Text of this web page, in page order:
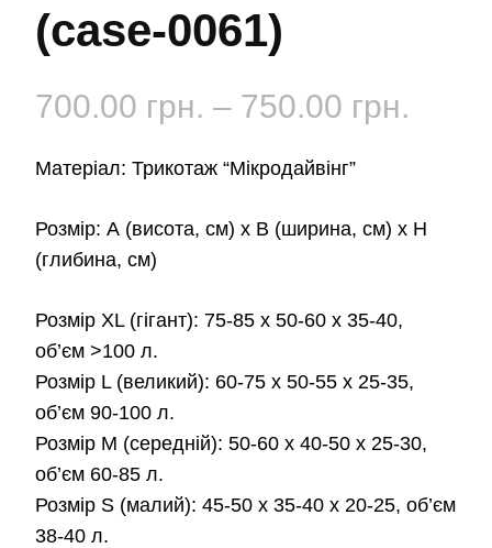
(case-0061)
700.00 грн. – 750.00 грн.
Матеріал: Трикотаж “Мікродайвінг”
Розмір: А (висота, см) х B (ширина, см) x H
(глибина, см)
Розмір XL (гігант): 75-85 x 50-60 x 35-40,
об’єм >100 л.
Розмір L (великий): 60-75 х 50-55 х 25-35,
об’єм 90-100 л.
Розмір М (середній): 50-60 х 40-50 х 25-30,
об’єм 60-85 л.
Розмір S (малий): 45-50 х 35-40 х 20-25, об’єм
38-40 л.